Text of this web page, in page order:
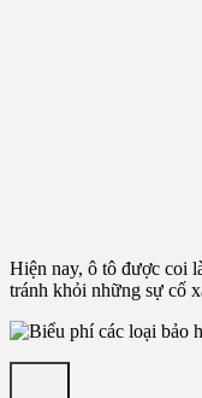
Hiện nay, ô tô được coi
tránh khỏi những sự cố